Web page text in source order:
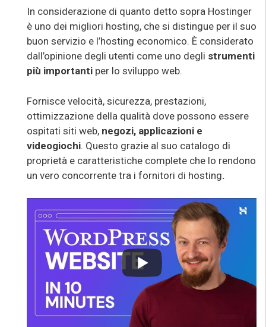
In considerazione di quanto detto sopra Hostinger
è uno dei migliori hosting, che si distingue per il suo
buon servizio e l’hosting economico. È considerato
dall’opinione degli utenti come uno degli strumenti
più importanti per lo sviluppo web.
Fornisce velocità, sicurezza, prestazioni,
ottimizzazione della qualità dove possono essere
ospitati siti web, negozi, applicazioni e
videogiochi. Questo grazie al suo catalogo di
proprietà e caratteristiche complete che lo rendono
un vero concorrente tra i fornitori di hosting.